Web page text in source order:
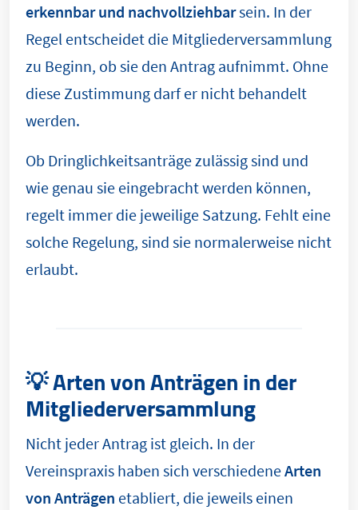
erkennbar und nachvollziehbarsein. In der
Regel entscheidet die Mitgliederversammlung
zu Beginn, ob sie den Antrag aufnimmt. Ohne
diese Zustimmung darf er nicht behandelt
werden.
Ob Dringlichkeitsanträge zulässig sind und
wie genau sie eingebracht werden können,
regelt immer die jeweilige Satzung. Fehlt eine
solche Regelung, sind sie normalerweise nicht
erlaubt.
💡 Arten von Anträgen in der
Mitgliederversammlung
Nicht jeder Antrag ist gleich. In der
Vereinspraxis haben sich verschiedeneArten
von Anträgen etabliert, die jeweils einen